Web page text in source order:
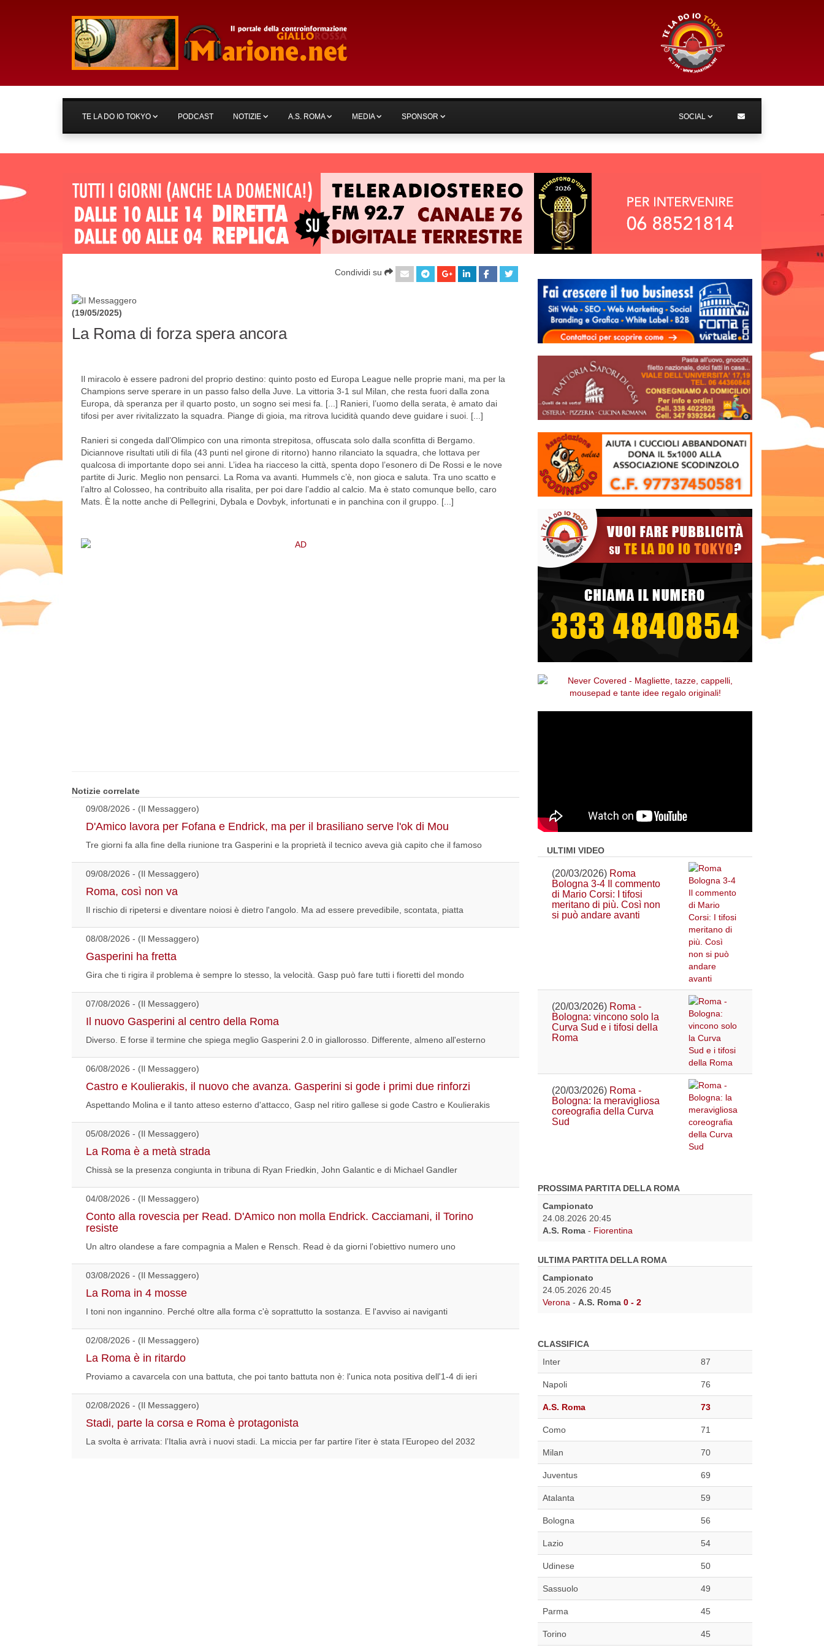
TE LA DO IO TOKYO PODCAST NOTIZIE A.S. ROMA MEDIA SPONSOR SOCIAL
Condividi su
(19/05/2025)
La Roma di forza spera ancora
Il miracolo è essere padroni del proprio destino: quinto posto ed Europa League nelle proprie mani, ma per la
Champions serve sperare in un passo falso della Juve. La vittoria 3-1 sul Milan, che resta fuori dalla zona
Europa, dà speranza per il quarto posto, un sogno sei mesi fa. [...] Ranieri, l’uomo della serata, è amato dai
tifosi per aver rivitalizzato la squadra. Piange di gioia, ma ritrova lucidità quando deve guidare i suoi. [...]
Ranieri si congeda dall’Olimpico con una rimonta strepitosa, offuscata solo dalla sconfitta di Bergamo.
Diciannove risultati utili di fila (43 punti nel girone di ritorno) hanno rilanciato la squadra, che lottava per
qualcosa di importante dopo sei anni. L’idea ha riacceso la città, spenta dopo l’esonero di De Rossi e le nove
partite di Juric. Meglio non pensarci. La Roma va avanti. Hummels c’è, non gioca e saluta. Tra uno scatto e
l’altro al Colosseo, ha contribuito alla risalita, per poi dare l’addio al calcio. Ma è stato comunque bello, caro
Mats. È la notte anche di Pellegrini, Dybala e Dovbyk, infortunati e in panchina con il gruppo. [...]
Notizie correlate
09/08/2026 - (Il Messaggero)
D'Amico lavora per Fofana e Endrick, ma per il brasiliano serve l'ok di Mou
Tre giorni fa alla fine della riunione tra Gasperini e la proprietà il tecnico aveva già capito che il famoso
09/08/2026 - (Il Messaggero)
Roma, così non va
Il rischio di ripetersi e diventare noiosi è dietro l'angolo. Ma ad essere prevedibile, scontata, piatta
08/08/2026 - (Il Messaggero)
Gasperini ha fretta
Gira che ti rigira il problema è sempre lo stesso, la velocità. Gasp può fare tutti i fioretti del mondo
07/08/2026 - (Il Messaggero)
Il nuovo Gasperini al centro della Roma
Diverso. E forse il termine che spiega meglio Gasperini 2.0 in giallorosso. Differente, almeno all'esterno
06/08/2026 - (Il Messaggero)
Castro e Koulierakis, il nuovo che avanza. Gasperini si gode i primi due rinforzi
Aspettando Molina e il tanto atteso esterno d'attacco, Gasp nel ritiro gallese si gode Castro e Koulierakis
05/08/2026 - (Il Messaggero)
La Roma è a metà strada
Chissà se la presenza congiunta in tribuna di Ryan Friedkin, John Galantic e di Michael Gandler
04/08/2026 - (Il Messaggero)
Conto alla rovescia per Read. D'Amico non molla Endrick. Cacciamani, il Torino
resiste
Un altro olandese a fare compagnia a Malen e Rensch. Read è da giorni l'obiettivo numero uno
03/08/2026 - (Il Messaggero)
La Roma in 4 mosse
I toni non ingannino. Perché oltre alla forma c'è soprattutto la sostanza. E l'avviso ai naviganti
02/08/2026 - (Il Messaggero)
La Roma è in ritardo
Proviamo a cavarcela con una battuta, che poi tanto battuta non è: l'unica nota positiva dell'1-4 di ieri
02/08/2026 - (Il Messaggero)
Stadi, parte la corsa e Roma è protagonista
La svolta è arrivata: l’Italia avrà i nuovi stadi. La miccia per far partire l’iter è stata l’Europeo del 2032
ULTIMI VIDEO
(20/03/2026) Roma
Bologna 3-4 Il commento
di Mario Corsi: I tifosi
meritano di più. Così non
si può andare avanti
(20/03/2026) Roma -
Bologna: vincono solo la
Curva Sud e i tifosi della
Roma
(20/03/2026) Roma -
Bologna: la meravigliosa
coreografia della Curva
Sud
PROSSIMA PARTITA DELLA ROMA
Campionato
24.08.2026 20:45
A.S. Roma - Fiorentina
ULTIMA PARTITA DELLA ROMA
Campionato
24.05.2026 20:45
Verona - A.S. Roma 0 - 2
CLASSIFICA
Inter
87
Napoli 76
A.S. Roma 73
Como 71
Milan 70
Juventus 69
Atalanta 59
Bologna 56
Lazio 54
Udinese 50
Sassuolo 49
Parma 45
Torino 45